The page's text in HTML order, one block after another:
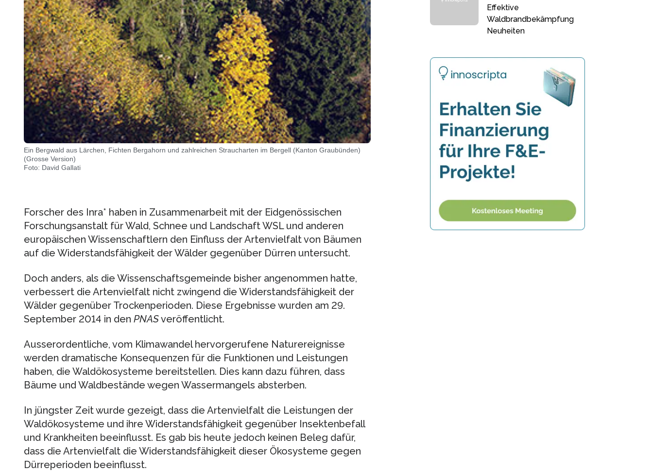
Ein Bergwald aus Lärchen, Fichten Bergahorn und zahlreichen Straucharten im Bergell (Kanton Graubünden)
(Grosse Version)
Foto: David Gallati
Forscher des Inra* haben in Zusammenarbeit mit der Eidgenössischen
Forschungsanstalt für Wald, Schnee und Landschaft WSL und anderen
europäischen Wissenschaftlern den Einfluss der Artenvielfalt von Bäumen
auf die Widerstandsfähigkeit der Wälder gegenüber Dürren untersucht.
Doch anders, als die Wissenschafts­gemeinde bisher angenommen hatte,
verbessert die Artenvielfalt nicht zwingend die Widerstandsfähigkeit der
Wälder gegenüber Trockenperioden. Diese Ergebnisse wurden am 29.
September 2014 in den PNASveröffentlicht.
Ausserordentliche, vom Klimawandel hervorgerufene Naturereignisse
werden dramatische Konsequenzen für die Funktionen und Leistungen
haben, die Waldökosysteme bereitstellen. Dies kann dazu führen, dass
Bäume und Waldbestände wegen Wassermangels absterben.
In jüngster Zeit wurde gezeigt, dass die Artenvielfalt die Leistungen der
Waldökosysteme und ihre Widerstandsfähigkeit gegenüber Insektenbefall
und Krankheiten beeinflusst. Es gab bis heute jedoch keinen Beleg dafür,
dass die Artenvielfalt die Widerstandsfähigkeit dieser Ökosysteme gegen
Dürreperioden beeinflusst.
Effektive
Waldbrandbekämpfung
Neuheiten